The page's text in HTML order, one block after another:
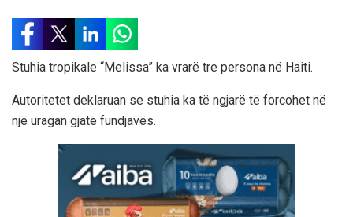
Stuhia tropikale “Melissa” ka vrarë tre persona në Haiti.
Autoritetet deklaruan se stuhia ka të ngjarë të forcohet në
një uragan gjatë fundjavës.